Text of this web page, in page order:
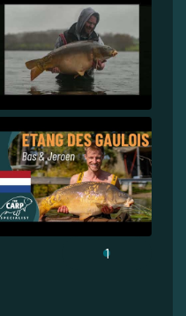
1